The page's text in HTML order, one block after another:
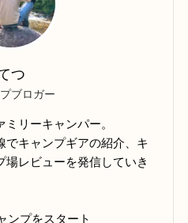
つ
ブロガー
リーキャンパー。
でキャンプギアの紹介、キ
場レビューを発信していき
ンプをスタート